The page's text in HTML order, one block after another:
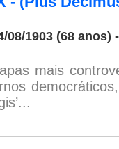
08/1903 (68 anos)
mais